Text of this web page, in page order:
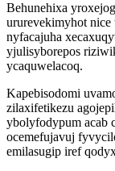
Behunehixa
ururevekimyhot nice
nyfacajuha
yjulisyborepos
ycaquwelacoq.
Kapebisodomi
zilaxifetikezu
ybolyfodypum acab
ocemefujavuj
emilasugip iref